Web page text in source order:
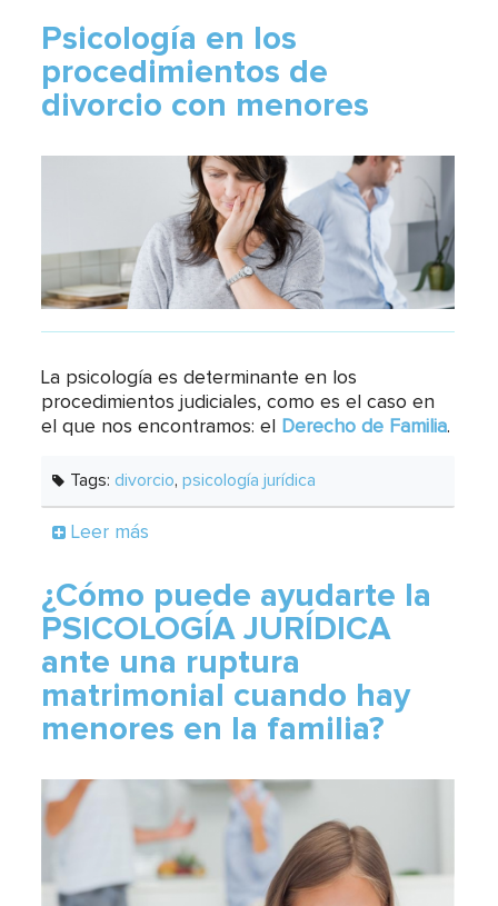
Psicología en los
procedimientos de
divorcio con menores
La psicología es determinante en los
procedimientos judiciales, como es el caso en
el que nos encontramos: el
Derecho de Familia.
Tags:divorcio,psicología jurídica
Leer más
¿Cómo puede ayudarte la
PSICOLOGÍA JURÍDICA
ante una ruptura
matrimonial cuando hay
menores en la familia?